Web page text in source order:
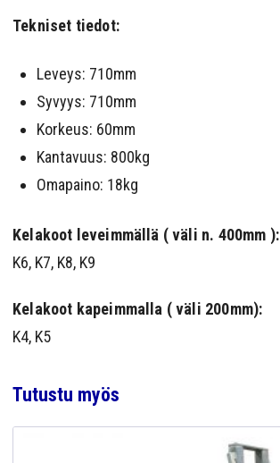
Tekniset tiedot:
Leveys: 710mm
Syvyys: 710mm
Korkeus: 60mm
Kantavuus: 800kg
Omapaino: 18kg
Kelakoot leveimmällä ( väli n. 400mm ):
K6, K7, K8, K9
Kelakoot kapeimmalla ( väli 200mm):
K4, K5
Tutustu myös